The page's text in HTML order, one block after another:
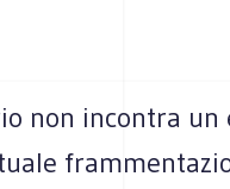
non incontra un